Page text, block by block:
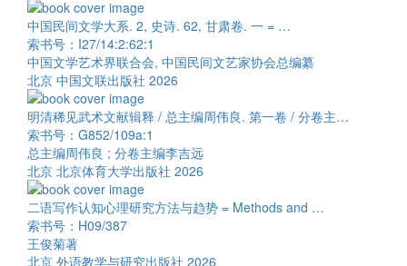
中国民间文学大系. 2, 史诗. 62, 甘肃卷. 一 = …
索书号：I27/14:2:62:1
中国文学艺术界联合会, 中国民间文艺家协会总编纂
北京 中国文联出版社 2026
明清稀见武术文献辑释 / 总主编周伟良. 第一卷 / 分卷主…
索书号：G852/109a:1
总主编周伟良 ; 分卷主编李吉远
北京 北京体育大学出版社 2026
二语写作认知心理研究方法与趋势 = Methods and …
索书号：H09/387
王俊菊著
北京 外语教学与研究出版社 2026